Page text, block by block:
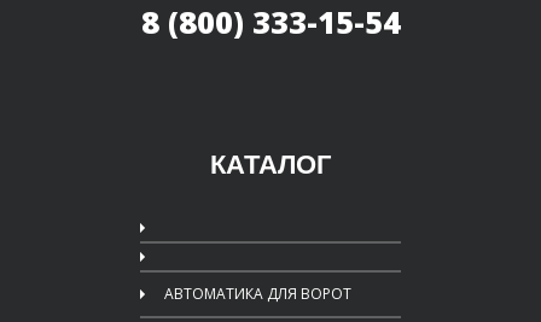
8 (800) 333-15-54
КАТАЛОГ
АВТОМАТИКА ДЛЯ ВОРОТ